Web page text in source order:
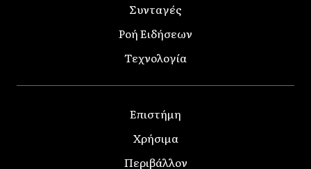
Συνταγές
Ροή Ειδήσεων
Τεχνολογία
Επιστήμη
Χρήσιμα
Περιβάλλον